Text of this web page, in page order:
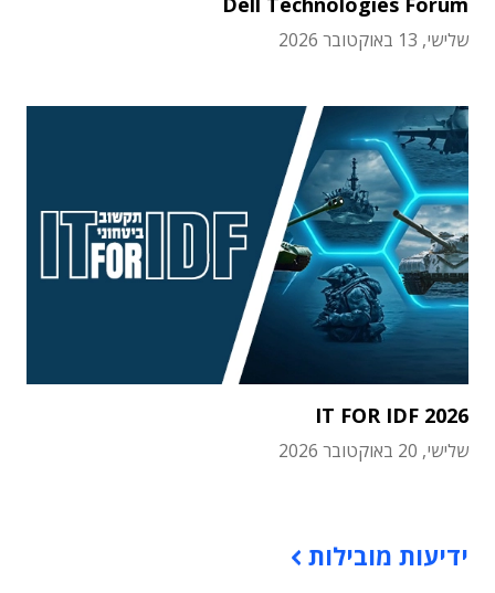
שלישי, 13 באוקטובר 2026
IT FOR IDF 2026
שלישי, 20 באוקטובר 2026
ידיעות מובילות